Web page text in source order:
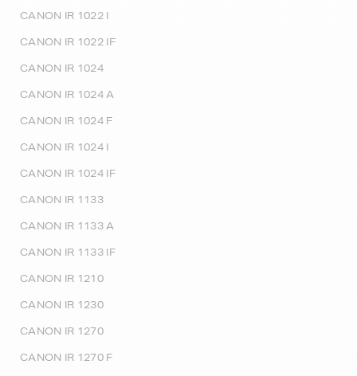
CANON IR 1022 I
CANON IR 1022 IF
CANON IR 1024
CANON IR 1024 A
CANON IR 1024 F
CANON IR 1024 I
CANON IR 1024 IF
CANON IR 1133
CANON IR 1133 A
CANON IR 1133 IF
CANON IR 1210
CANON IR 1230
CANON IR 1270
CANON IR 1270 F